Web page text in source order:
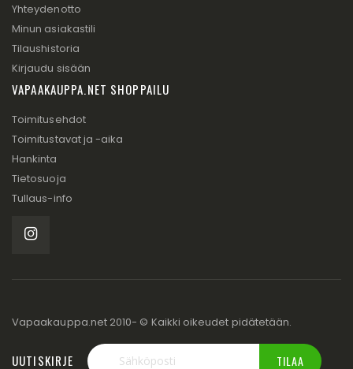
Yhteydenotto
Minun asiakastili
Tilaushistoria
Kirjaudu sisään
VAPAAKAUPPA.NET SHOPPAILU
Toimitusehdot
Toimitustavat ja -aika
Hankinta
Tietosuoja
Tullaus-info
Vapaakauppa.net 2010- © Kaikki oikeudet pidätetään.
UUTISKIRJE TILAA